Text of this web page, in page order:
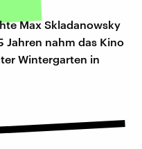
Max Skladanowsky
Jahren nahm das Kino
Wintergarten in